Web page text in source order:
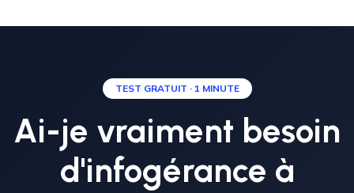
TEST GRATUIT · 1 MINUTE
Ai-je vraiment besoin
d'infogérance à